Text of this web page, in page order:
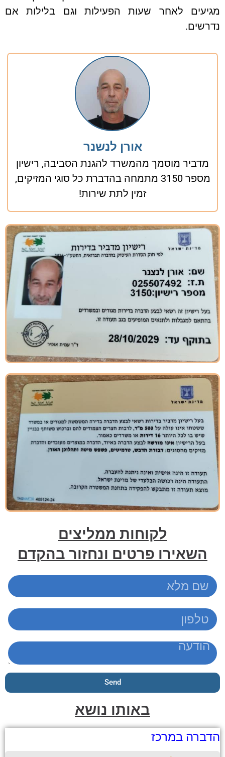
מגיעים לאחר שעות הפעילות וגם בלילות אם
נדרשים.
אורן לנשנר
מדביר מוסמך מהמשרד להגנת הסביבה, רישיון
מספר 3150 מתמחה בהדברת כל סוגי המזיקים,
זמין לתת שירות!
לקוחות ממליצים
השאירו פרטים ונחזור בהקדם
Send
באותו נושא
הדברה במרכז